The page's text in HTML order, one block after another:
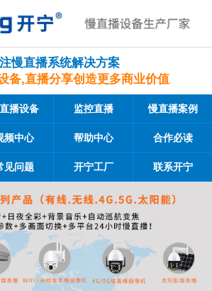
慢直播系统解决方案
备,直播分享创造更多商业价值
播设备 监控直播 慢直播案例
频中心 帮助中心 合作必读
见问题 开宁工厂 联系开宁